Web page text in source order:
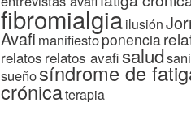
fibromialgiailusión
Avafi manifiestoponencia
relatos relatos avafisalud
sueñosíndrome de
crónicaterapia